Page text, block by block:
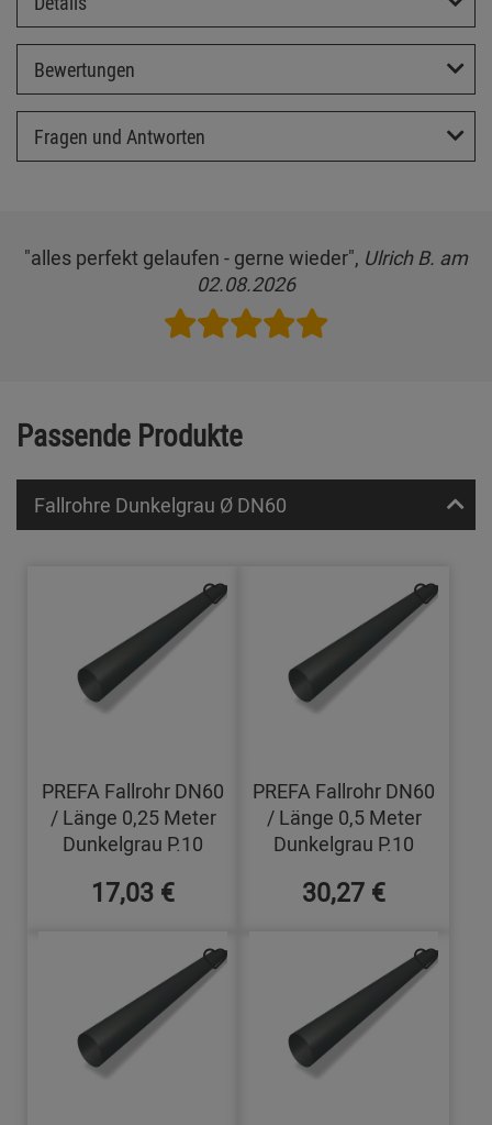
Bewertungen
Fragen und Antworten
"alles perfekt gelaufen - gerne wieder", Ulrich B. am
02.08.2026
Passende Produkte
Fallrohre Dunkelgrau Ø DN60
PREFA Fallrohr DN60
/ Länge 0,25 Meter
Dunkelgrau P.10
17,03 €
PREFA Fallrohr DN60
/ Länge 0,5 Meter
Dunkelgrau P.10
30,27 €